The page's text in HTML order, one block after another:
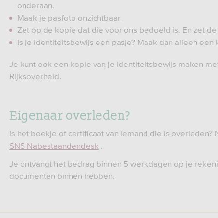
onderaan.
Maak je pasfoto onzichtbaar.
Zet op de kopie dat die voor ons bedoeld is. En zet
Is je identiteitsbewijs een pasje? Maak dan alleen een
Je kunt ook een kopie van je identiteitsbewijs maken
Rijksoverheid.
Eigenaar overleden?
Is het boekje of certificaat van iemand die is overleden?
SNS Nabestaandendesk .
Je ontvangt het bedrag binnen 5 werkdagen op je
documenten binnen hebben.